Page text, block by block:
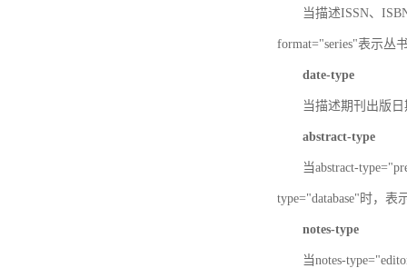
当描述ISSN、
format="series"表示丛
date-type
当描述期刊出版日
abstract-type
当abstract-
type="database"时，表
notes-type
当notes-